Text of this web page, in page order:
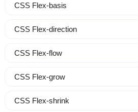
CSS Flex-basis
CSS Flex-direction
CSS Flex-flow
CSS Flex-grow
CSS Flex-shrink